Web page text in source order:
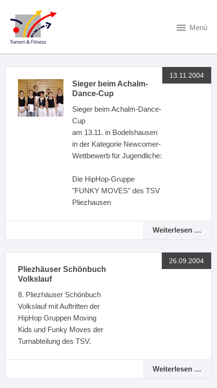
Menü
13.11.2004
Sieger beim Achalm-
Dance-Cup
Sieger beim Achalm-Dance-
Cup
am 13.11. in Bodelshausen
in der Kategorie Newcomer-
Wettbewerb für Jugendliche:
Die HipHop-Gruppe
"FUNKY MOVES" des TSV
Pliezhausen
Weiterlesen …
26.09.2004
Pliezhäuser Schönbuch
Volkslauf
8. Pliezhäuser Schönbuch
Volkslauf mit Auftritten der
HipHop Gruppen Moving
Kids und Funky Moves der
Turnabteilung des TSV.
Weiterlesen …